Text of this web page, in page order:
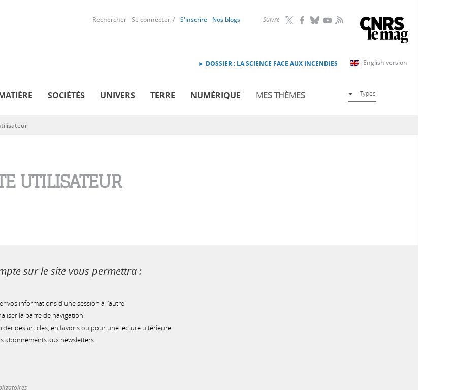
Suivre RSS
Rechercher Se connecter S'inscrire Nos blogs
English version
► DOSSIER : LA SCIENCE FACE AUX INCENDIES
SOCIÉTÉS UNIVERS TERRE NUMÉRIQUE MES THÈMES Types
UTILISATEUR
sur le site vous permettra :
vos informations d'une session à l'autre
la barre de navigation
des articles, en favoris ou pour une lecture ultérieure
abonnements aux newsletters